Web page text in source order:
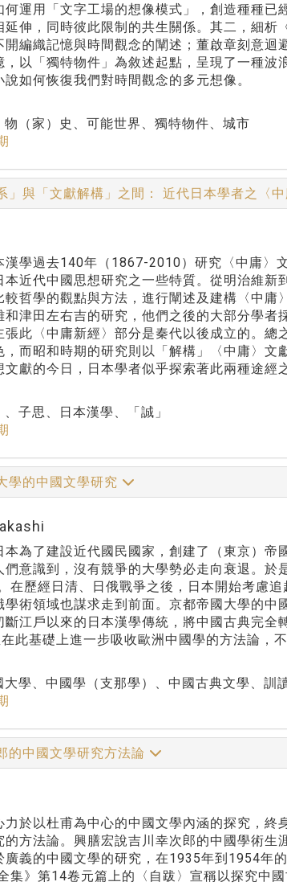
何運用「文字工場的想像模式」，創造種種
伸，同時彼此限制的共生關係。其二，細析
編織記憶與時間觀念的闡述；董啟章刻意迴
以「獨特物件」為敘述起點，呈現了一種
如何恢復我們對時間觀念的多元想像。
物（家）史、可能世界、獨特物件、城市
」與「文獻解構」之間： 近代日本學者之〈
過去140年（1867-2010）研究〈中庸〉
近代中國思想研究之一些特質。從明治維新
哲學的觀點與方法，進行闡述及建構〈中庸
和津田左右吉的研究，他們之後的大部分學
張此〈中庸新經〉部分是秦代以後成立的。總
，而昭和時期的研究則以「解構」〈中庸〉
獻的今日，日本學者似乎探索著此兩種途經
、子思、日本漢學、「誠」
學的中國文學研究
了建設近代國民國家，創建了（東京）帝
們意識到，沒有競爭的大學勢必走向衰退。
在歷經日清、日俄戰爭之後，日本開始考慮
學術領域也謀求走到前面。京都帝國大學的
江戶以來的日本漢學傳統，將中國古典完
此基礎上進一步吸收歐洲中國學的方法論，
大學、中國學（支那學）、中國古典文學、訓
的中國文學研究方法論
以杜甫為中心的中國文學內涵的探究，終
方法論。興膳宏說吉川幸次郎的中國學術
廣義的中國文學的研究，在1935年到1954年
集》第14卷元篇上的〈自跋〉宣稱以探究中